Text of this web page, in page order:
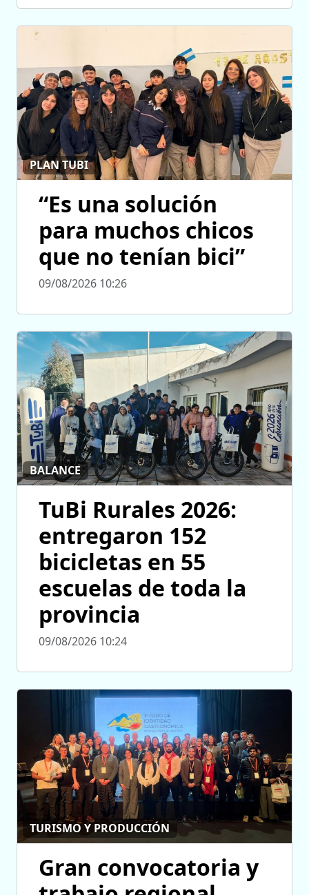
PLAN TUBI
“Es una solución
para muchos chicos
que no tenían bici”
09/08/2026 10:26
BALANCE
TuBi Rurales 2026:
entregaron 152
bicicletas en 55
escuelas de toda la
provincia
09/08/2026 10:24
TURISMO Y PRODUCCIÓN
Gran convocatoria y